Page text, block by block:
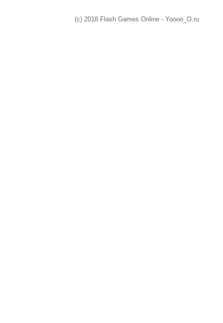
(c) 2018 Flash Games Online - Yoooo_O.ru